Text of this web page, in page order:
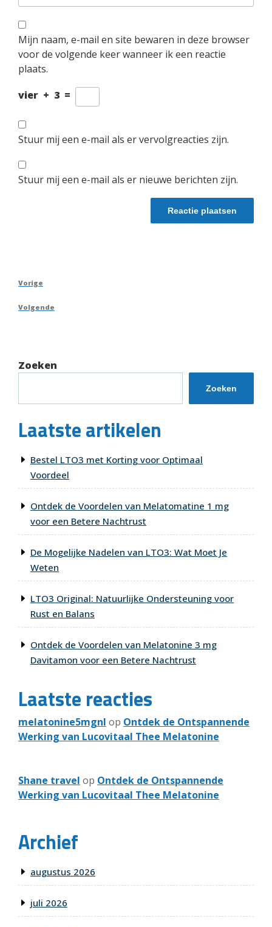
Mijn naam, e-mail en site bewaren in deze browser
voor de volgende keer wanneer ik een reactie
plaats.
vier + 3 =
Stuur mij een e-mail als er vervolgreacties zijn.
Stuur mij een e-mail als er nieuwe berichten zijn.
Berichtnavigatie
Vorig
Vorige
Volgend
Volgende
Zoeken
Zoeken
Laatste artikelen
Bestel LTO3 met Korting voor Optimaal
Voordeel
Ontdek de Voordelen van Melatomatine 1 mg
voor een Betere Nachtrust
De Mogelijke Nadelen van LTO3: Wat Moet Je
Weten
LTO3 Original: Natuurlijke Ondersteuning voor
Rust en Balans
Ontdek de Voordelen van Melatonine 3 mg
Davitamon voor een Betere Nachtrust
Laatste reacties
melatonine5mgnl op Ontdek de Ontspannende
Werking van Lucovitaal Thee Melatonine
Shane travel op Ontdek de Ontspannende
Werking van Lucovitaal Thee Melatonine
Archief
augustus 2026
juli 2026